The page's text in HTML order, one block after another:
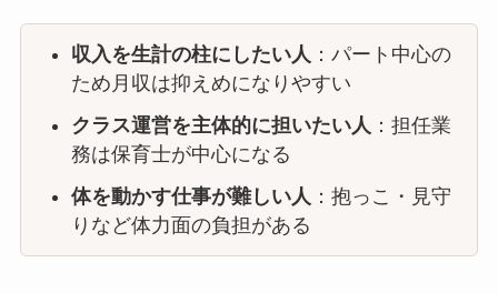
収入を生計の柱にしたい人 ：パート中心の
ため月収は抑えめになりやすい
クラス運営を主体的に担いたい人 ：担任業
務は保育士が中心になる
体を動かす仕事が難しい人 ：抱っこ・見守
りなど体力面の負担がある